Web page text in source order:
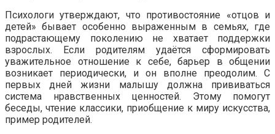
Психологи утверждают, что противостояние «отцов и
детей» бывает особенно выраженным в семьях, где
подрастающему поколению не хватает поддержки
взрослых. Если родителям удаётся сформировать
уважительное отношение к себе, барьер в общении
возникает периодически, и он вполне преодолим. С
первых дней жизни малышу должна прививаться
система нравственных ценностей. Этому помогут
беседы, чтение классики, приобщение к миру искусства,
пример родителей.